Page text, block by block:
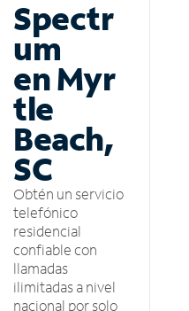
Spectr
um
en Myr
tle
Beach,
SC
Obtén un servicio
telefónico
residencial
confiable con
llamadas
ilimitadas a nivel
nacional por solo